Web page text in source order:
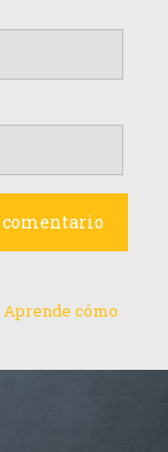
Aprende cómo